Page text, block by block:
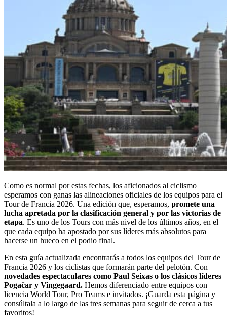
Como es normal por estas fechas, los aficionados al ciclismo
esperamos con ganas las alineaciones oficiales de los equipos para el
Tour de Francia 2026. Una edición que, esperamos, promete una
lucha apretada por la clasificación general y por las victorias de
etapa. Es uno de los Tours con más nivel de los últimos años, en el
que cada equipo ha apostado por sus líderes más absolutos para
hacerse un hueco en el podio final.
En esta guía actualizada encontrarás a todos los equipos del Tour de
Francia 2026 y los ciclistas que formarán parte del pelotón. Con
novedades espectaculares como Paul Seixas o los clásicos líderes
Pogačar y Vingegaard. Hemos diferenciado entre equipos con
licencia World Tour, Pro Teams e invitados. ¡Guarda esta página y
consúltala a lo largo de las tres semanas para seguir de cerca a tus
favoritos!